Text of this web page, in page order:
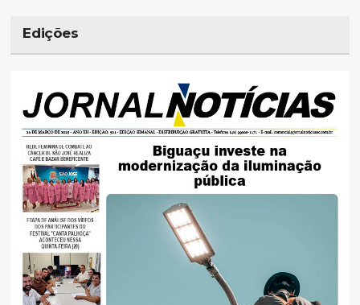
Edições